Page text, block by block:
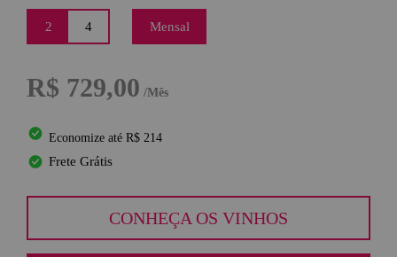
2 4 Mensal
R$ 729,00 /Mês
Economize até R$ 214
Frete Grátis
CONHEÇA OS VINHOS